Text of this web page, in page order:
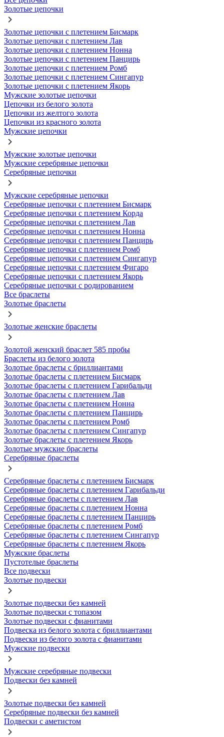
Золотые цепочки
Золотые цепочки с плетением Бисмарк
Золотые цепочки с плетением Лав
Золотые цепочки с плетением Нонна
Золотые цепочки с плетением Панцирь
Золотые цепочки с плетением Ромб
Золотые цепочки с плетением Сингапур
Золотые цепочки с плетением Якорь
Мужские золотые цепочки
Цепочки из белого золота
Цепочки из желтого золота
Цепочки из красного золота
Мужские цепочки
Мужские золотые цепочки
Мужские серебряные цепочки
Серебряные цепочки
Мужские серебряные цепочки
Серебряные цепочки с плетением Бисмарк
Серебряные цепочки с плетением Корда
Серебряные цепочки с плетением Лав
Серебряные цепочки с плетением Нонна
Серебряные цепочки с плетением Панцирь
Серебряные цепочки с плетением Ромб
Серебряные цепочки с плетением Сингапур
Серебряные цепочки с плетением Фигаро
Серебряные цепочки с плетением Якорь
Серебряные цепочки с родированием
Все браслеты
Золотые браслеты
Золотые женские браслеты
Золотой женский браслет 585 пробы
Браслеты из белого золота
Золотые браслеты с бриллиантами
Золотые браслеты с плетением Бисмарк
Золотые браслеты с плетением Гарибальди
Золотые браслеты с плетением Лав
Золотые браслеты с плетением Нонна
Золотые браслеты с плетением Панцирь
Золотые браслеты с плетением Ромб
Золотые браслеты с плетением Сингапур
Золотые браслеты с плетением Якорь
Золотые мужские браслеты
Серебряные браслеты
Серебряные браслеты с плетением Бисмарк
Серебряные браслеты с плетением Гарибальди
Серебряные браслеты с плетением Лав
Серебряные браслеты с плетением Нонна
Серебряные браслеты с плетением Панцирь
Серебряные браслеты с плетением Ромб
Серебряные браслеты с плетением Сингапур
Серебряные браслеты с плетением Якорь
Мужские браслеты
Пустотелые браслеты
Все подвески
Золотые подвески
Золотые подвески без камней
Золотые подвески с топазом
Золотые подвески с фианитами
Подвеска из белого золота с бриллиантами
Подвески из белого золота с фианитами
Мужские подвески
Мужские серебряные подвески
Подвески без камней
Золотые подвески без камней
Серебряные подвески без камней
Подвески с аметистом